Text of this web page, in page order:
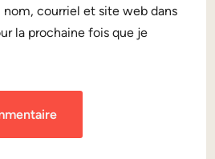
nom, courriel et site web dans
la prochaine fois que je